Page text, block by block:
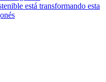
está transformando esta